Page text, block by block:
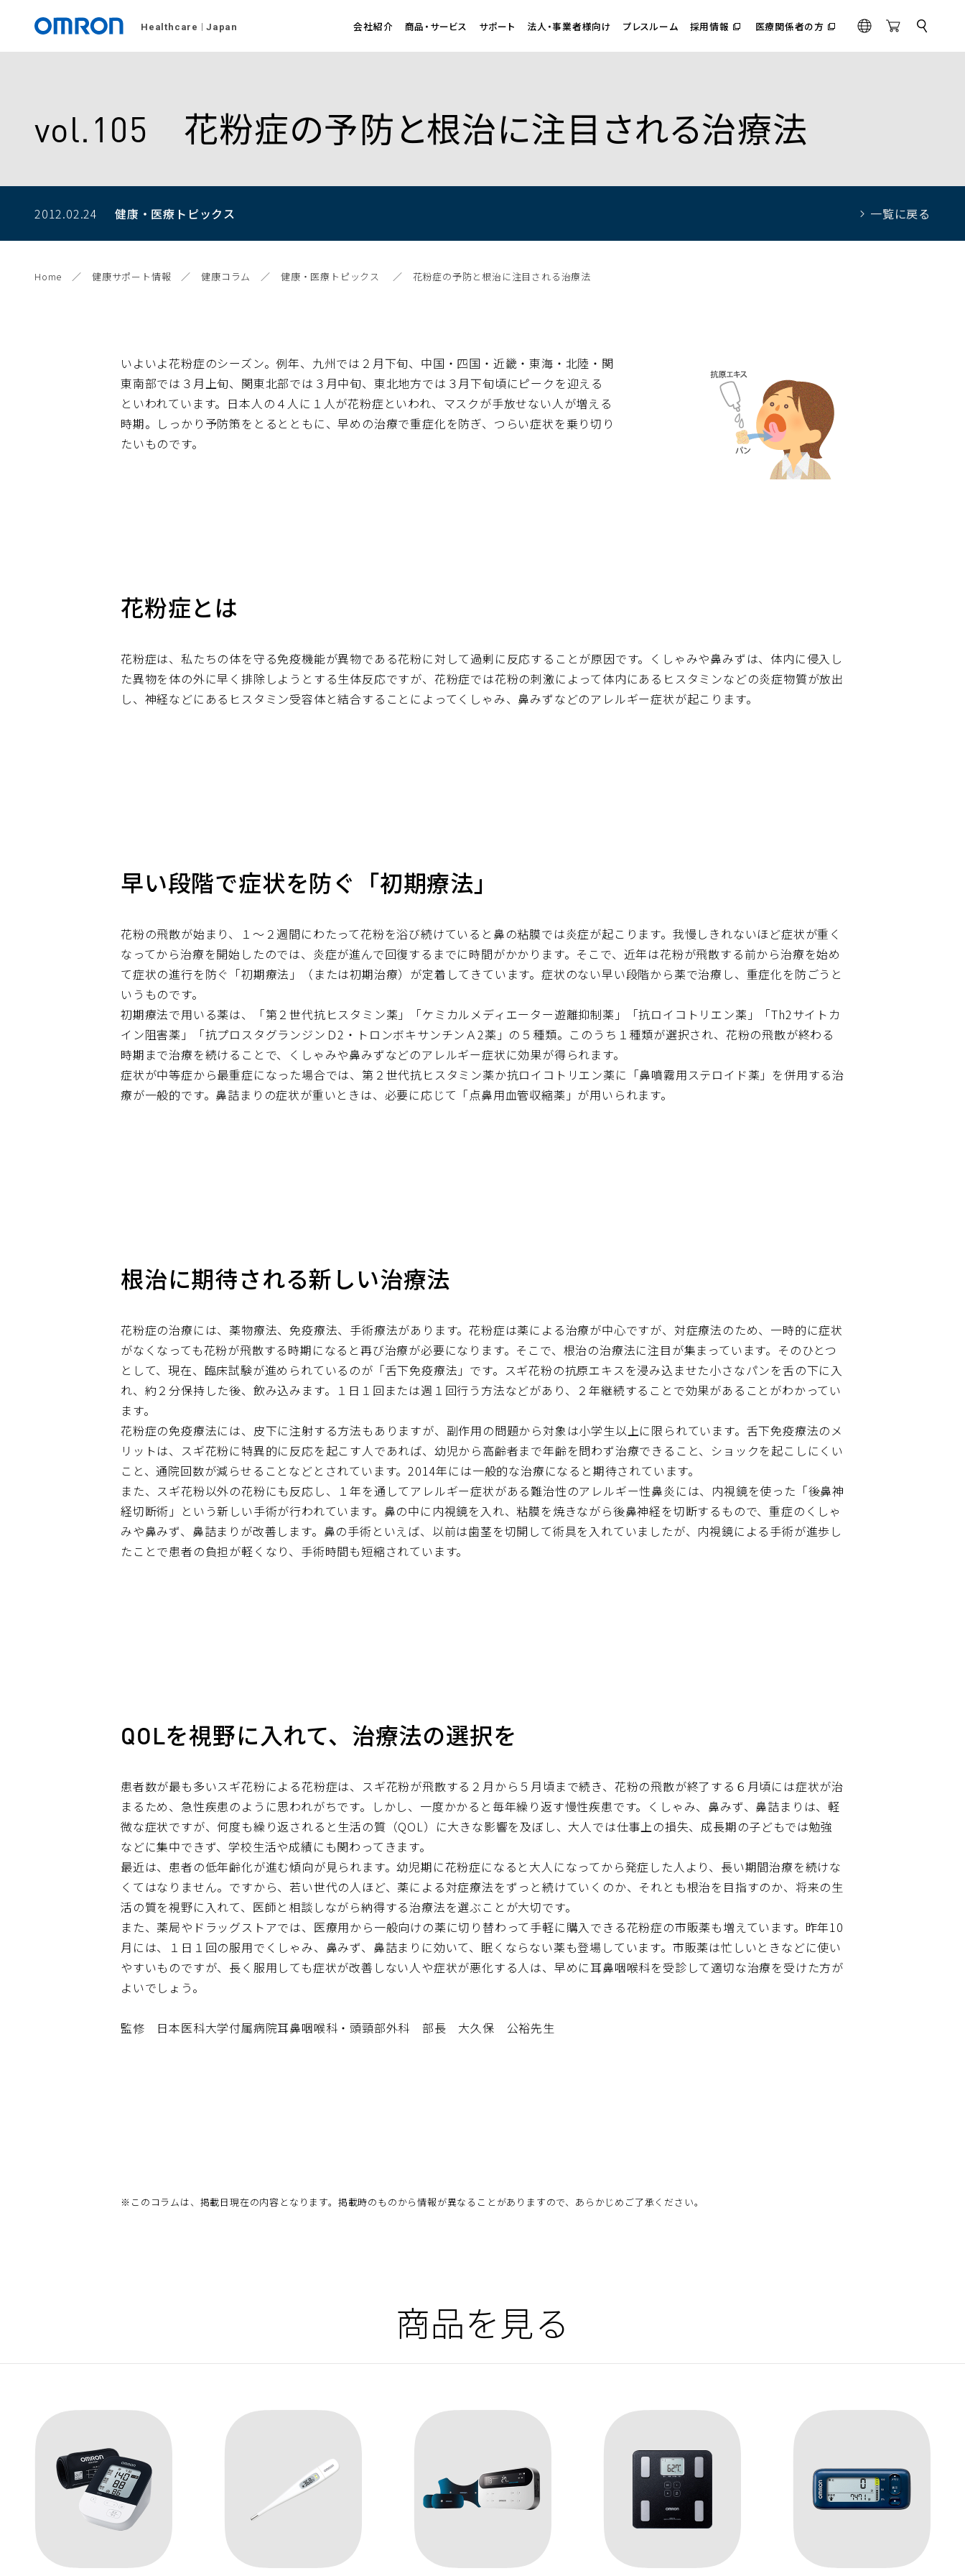
Healthcare Japan 会社紹介 商品・サービス サポート 法人・事業者様向け プレスルーム 採用情報
（別
ィ
開
く）
医療関係者の方
（別
ィ
開
く）
G
l
O
n
サ
ト
vol.105 花粉症の予防と根治に注目される治療法
2012.02.24 健康・医療トピックス 一覧に戻る
Home 健康サポート情報 健康コラム 健康・医療トピックス 花粉症の予防と根治に注目される治療法
いよいよ花粉症のシーズン。例年、九州では２月下旬、中国・四国・近畿・東海・北陸・関
東南部では３月上旬、関東北部では３月中旬、東北地方では３月下旬頃にピークを迎える
といわれています。日本人の４人に１人が花粉症といわれ、マスクが手放せない人が増える
時期。しっかり予防策をとるとともに、早めの治療で重症化を防ぎ、つらい症状を乗り切り
たいものです。
花粉症とは
花粉症は、私たちの体を守る免疫機能が異物である花粉に対して過剰に反応することが原因です。くしゃみや鼻みずは、体内に侵入し
た異物を体の外に早く排除しようとする生体反応ですが、花粉症では花粉の刺激によって体内にあるヒスタミンなどの炎症物質が放出
し、神経などにあるヒスタミン受容体と結合することによってくしゃみ、鼻みずなどのアレルギー症状が起こります。
早い段階で症状を防ぐ「初期療法」
花粉の飛散が始まり、１～２週間にわたって花粉を浴び続けていると鼻の粘膜では炎症が起こります。我慢しきれないほど症状が重く
なってから治療を開始したのでは、炎症が進んで回復するまでに時間がかかります。そこで、近年は花粉が飛散する前から治療を始め
て症状の進行を防ぐ「初期療法」（または初期治療）が定着してきています。症状のない早い段階から薬で治療し、重症化を防ごうと
いうものです。
初期療法で用いる薬は、「第２世代抗ヒスタミン薬」「ケミカルメディエーター遊離抑制薬」「抗ロイコトリエン薬」「Th2サイトカ
イン阻害薬」「抗プロスタグランジンＤ2・トロンボキサンチンＡ2薬」の５種類。このうち１種類が選択され、花粉の飛散が終わる
時期まで治療を続けることで、くしゃみや鼻みずなどのアレルギー症状に効果が得られます。
症状が中等症から最重症になった場合では、第２世代抗ヒスタミン薬か抗ロイコトリエン薬に「鼻噴霧用ステロイド薬」を併用する治
療が一般的です。鼻詰まりの症状が重いときは、必要に応じて「点鼻用血管収縮薬」が用いられます。
根治に期待される新しい治療法
花粉症の治療には、薬物療法、免疫療法、手術療法があります。花粉症は薬による治療が中心ですが、対症療法のため、一時的に症状
がなくなっても花粉が飛散する時期になると再び治療が必要になります。そこで、根治の治療法に注目が集まっています。そのひとつ
として、現在、臨床試験が進められているのが「舌下免疫療法」です。スギ花粉の抗原エキスを浸み込ませた小さなパンを舌の下に入
れ、約２分保持した後、飲み込みます。１日１回または週１回行う方法などがあり、２年継続することで効果があることがわかってい
ます。
花粉症の免疫療法には、皮下に注射する方法もありますが、副作用の問題から対象は小学生以上に限られています。舌下免疫療法のメ
リットは、スギ花粉に特異的に反応を起こす人であれば、幼児から高齢者まで年齢を問わず治療できること、ショックを起こしにくい
こと、通院回数が減らせることなどとされています。2014年には一般的な治療になると期待されています。
また、スギ花粉以外の花粉にも反応し、１年を通してアレルギー症状がある難治性のアレルギー性鼻炎には、内視鏡を使った「後鼻神
経切断術」という新しい手術が行われています。鼻の中に内視鏡を入れ、粘膜を焼きながら後鼻神経を切断するもので、重症のくしゃ
みや鼻みず、鼻詰まりが改善します。鼻の手術といえば、以前は歯茎を切開して術具を入れていましたが、内視鏡による手術が進歩し
たことで患者の負担が軽くなり、手術時間も短縮されています。
QOLを視野に入れて、治療法の選択を
患者数が最も多いスギ花粉による花粉症は、スギ花粉が飛散する２月から５月頃まで続き、花粉の飛散が終了する６月頃には症状が治
まるため、急性疾患のように思われがちです。しかし、一度かかると毎年繰り返す慢性疾患です。くしゃみ、鼻みず、鼻詰まりは、軽
微な症状ですが、何度も繰り返されると生活の質（QOL）に大きな影響を及ぼし、大人では仕事上の損失、成長期の子どもでは勉強
などに集中できず、学校生活や成績にも関わってきます。
最近は、患者の低年齢化が進む傾向が見られます。幼児期に花粉症になると大人になってから発症した人より、長い期間治療を続けな
くてはなりません。ですから、若い世代の人ほど、薬による対症療法をずっと続けていくのか、それとも根治を目指すのか、将来の生
活の質を視野に入れて、医師と相談しながら納得する治療法を選ぶことが大切です。
また、薬局やドラッグストアでは、医療用から一般向けの薬に切り替わって手軽に購入できる花粉症の市販薬も増えています。昨年10
月には、１日１回の服用でくしゃみ、鼻みず、鼻詰まりに効いて、眠くならない薬も登場しています。市販薬は忙しいときなどに使い
やすいものですが、長く服用しても症状が改善しない人や症状が悪化する人は、早めに耳鼻咽喉科を受診して適切な治療を受けた方が
よいでしょう。
監修 日本医科大学付属病院耳鼻咽喉科・頭頸部外科 部長 大久保 公裕先生
※ このコラムは、掲載日現在の内容となります。掲載時のものから情報が異なることがありますので、あらかじめご了承ください。
商品を見る